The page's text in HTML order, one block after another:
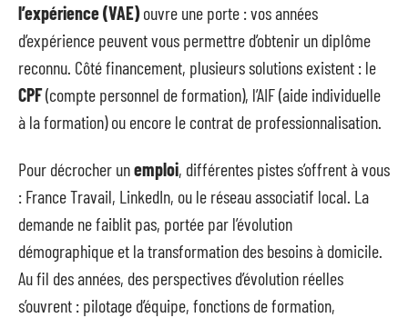
l’expérience (VAE)ouvre une porte : vos années
d’expérience peuvent vous permettre d’obtenir un diplôme
reconnu. Côté financement, plusieurs solutions existent : le
CPF(compte personnel de formation), l’AIF (aide individuelle
à la formation) ou encore le contrat de professionnalisation.
Pour décrocher unemploi, différentes pistes s’offrent à vous
: France Travail, LinkedIn, ou le réseau associatif local. La
demande ne faiblit pas, portée par l’évolution
démographique et la transformation des besoins à domicile.
Au fil des années, des perspectives d’évolution réelles
s’ouvrent : pilotage d’équipe, fonctions de formation,